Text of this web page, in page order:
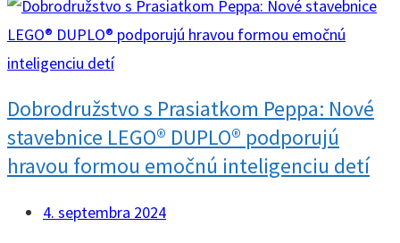
Dobrodružstvo s Prasiatkom Peppa: Nové
stavebnice LEGO® DUPLO® podporujú
hravou formou emočnú inteligenciu detí
4. septembra 2024